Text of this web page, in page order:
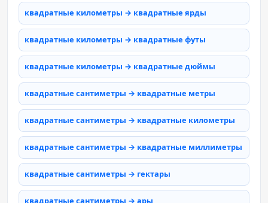
квадратные километры → квадратные ярды
квадратные километры → квадратные футы
квадратные километры → квадратные дюймы
квадратные сантиметры → квадратные метры
квадратные сантиметры → квадратные километры
квадратные сантиметры → квадратные миллиметры
квадратные сантиметры → гектары
квадратные сантиметры → ары